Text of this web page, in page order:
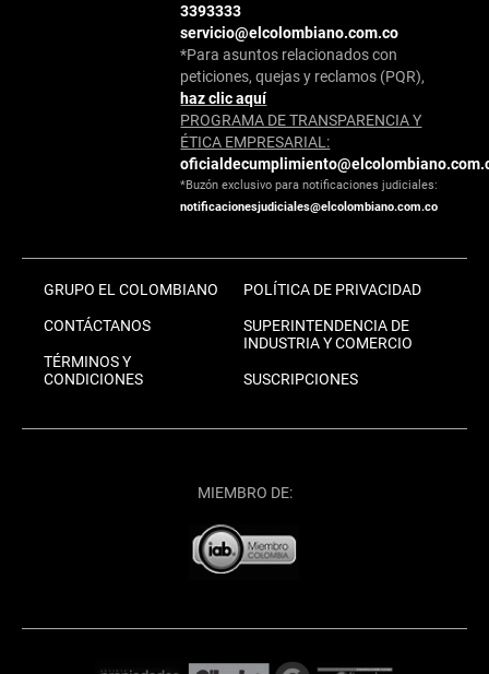
3393333
servicio@elcolombiano.com.co
*Para asuntos relacionados con
peticiones, quejas y reclamos (PQR),
haz clic aquí
PROGRAMA DE TRANSPARENCIA Y
ÉTICA EMPRESARIAL:
*Buzón exclusivo para notificaciones judiciales:
notificacionesjudiciales@elcolombiano.com.co
GRUPO EL COLOMBIANO
CONTÁCTANOS
TÉRMINOS Y
CONDICIONES
POLÍTICA DE PRIVACIDAD
SUPERINTENDENCIA DE
INDUSTRIA Y COMERCIO
SUSCRIPCIONES
MIEMBRO DE: